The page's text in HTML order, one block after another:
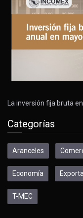
La inversión fija bruta
Categorías
Aranceles
Economía
T-MEC